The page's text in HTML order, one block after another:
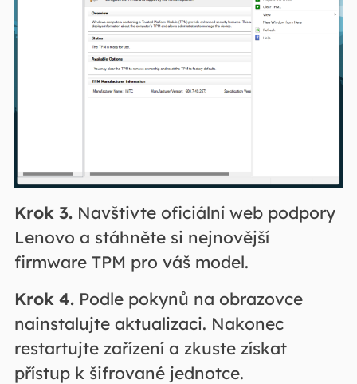
Krok 3.Navštivte oficiální web podpory
Lenovo a stáhněte si nejnovější
firmware TPM pro váš model.
Krok 4.Podle pokynů na obrazovce
nainstalujte aktualizaci. Nakonec
restartujte zařízení a zkuste získat
přístup k šifrované jednotce.